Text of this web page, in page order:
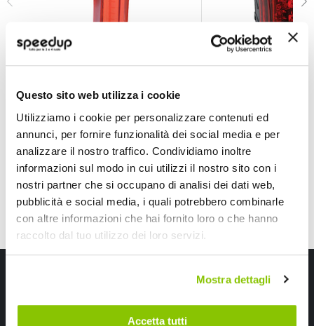
Questo sito web utilizza i cookie
Utilizziamo i cookie per personalizzare contenuti ed
annunci, per fornire funzionalità dei social media e per
analizzare il nostro traffico. Condividiamo inoltre
informazioni sul modo in cui utilizzi il nostro sito con i
nostri partner che si occupano di analisi dei dati web,
pubblicità e social media, i quali potrebbero combinarle
con altre informazioni che hai fornito loro o che hanno
raccolto dal tuo utilizzo dei loro servizi.
Mostra dettagli
Accetta tutti
Luce posteriore Slimline - OXFORD
CONSEGNA IN 48H
Luce posteriore
CONSEGNA IN 48H
Iscriviti alla newsletter Speedup
Ricevi subito uno sconto del 10% per il tuo primo acquisto online!